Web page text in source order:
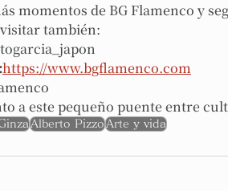
momentos de BG Flamenco y
visitar también:
https://www.bgflamenco.com
a este pequeño puente entre
Alberto PizzoArte y vida